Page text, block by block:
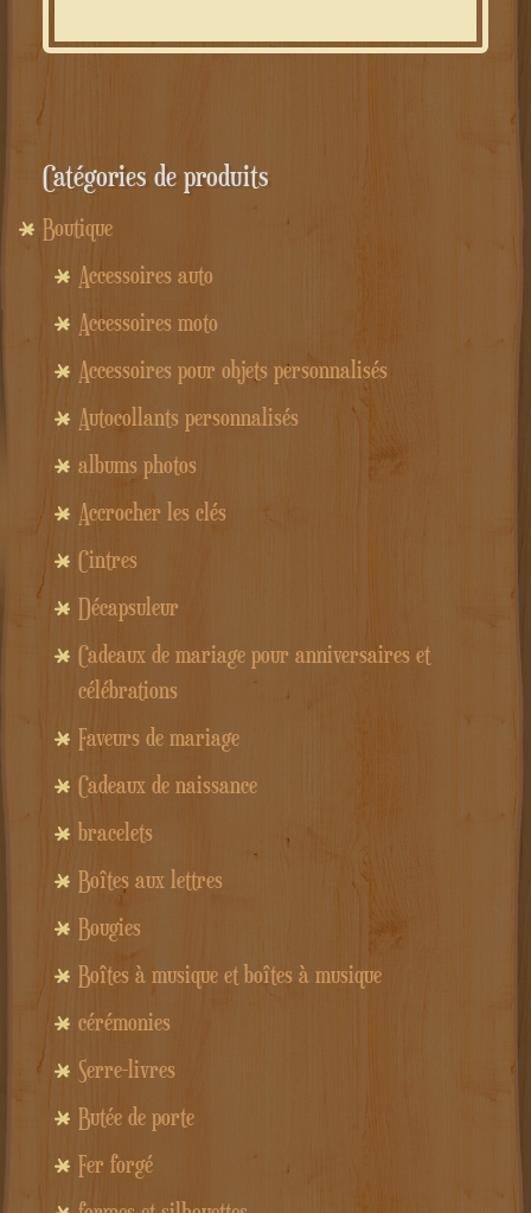
Catégories de produits
Boutique
Accessoires auto
Accessoires moto
Accessoires pour objets personnalisés
Autocollants personnalisés
albums photos
Accrocher les clés
Cintres
Décapsuleur
Cadeaux de mariage pour anniversaires et
célébrations
Faveurs de mariage
Cadeaux de naissance
bracelets
Boîtes aux lettres
Bougies
Boîtes à musique et boîtes à musique
cérémonies
Serre-livres
Butée de porte
Fer forgé